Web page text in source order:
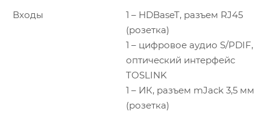
Входы
1 – HDBaseT, разъем RJ45
(розетка)
1 – цифровое аудио S/PDIF,
оптический интерфейс
TOSLINK
1 – ИК, разъем mJack 3,5 мм
(розетка)